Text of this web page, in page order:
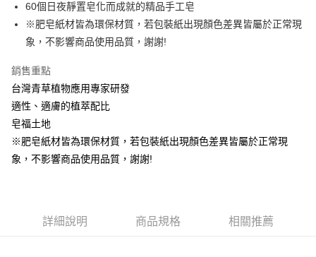
全盈+PAY
大哥付你分期
相關說明
1.本服務由台灣大哥大提供，台灣大哥大用戶可立即使用無須另外申請。
2.付款方式選擇「大哥付你分期」，訂單成立後會自動跳轉到大哥付的交易
流程，驗證手機門號後，選擇欲分期的期數、繳款截止日，確認付款後即完
成交易。
3.實際核准額度、可分期數及費用金額請依後續交易確認頁面所載為準。
4.訂單成立30分鐘內，如未前往確認交易或遇審核未通過，訂單將自動取
醒簡訊。
AFTEE先享後付
相關說明
【關於「AFTEE先享後付」】
AFTEE先享後付是「在收到商品之後才付款」的支付方式。 讓您購物簡單
便利好安心！
１．簡單：不需註冊會員、不需綁卡、不需儲值。
１．於結帳方式選擇「AFTEE先享後付」後，將跳轉至「AFTEE先享後付」
60個日夜靜置皂化而成就的精品手工皂
※肥皂紙材皆為環保材質，若包裝紙出現顏色差異皆屬於正常現
象，不影響商品使用品質，謝謝!
銷售重點
台灣青草植物應用專家研發
適性、適膚的植萃配比
皂福土地
※肥皂紙材皆為環保材質，若包裝紙出現顏色差異皆屬於正常現
象，不影響商品使用品質，謝謝!
詳細說明 商品規格 相關推薦